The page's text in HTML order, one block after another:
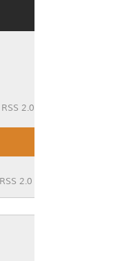
RSS 2.0
RSS 2.0